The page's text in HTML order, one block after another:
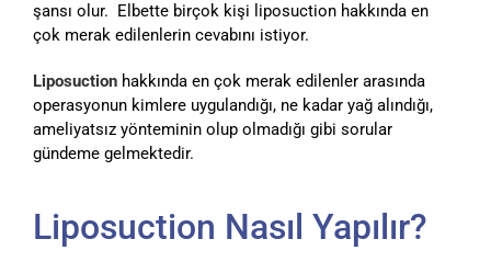
şansı olur. Elbette birçok kişi liposuction hakkında en
çok merak edilenlerin cevabını istiyor.
Liposuctionhakkında en çok merak edilenler arasında
operasyonun kimlere uygulandığı, ne kadar yağ alındığı,
ameliyatsız yönteminin olup olmadığı gibi sorular
gündeme gelmektedir.
Liposuction Nasıl Yapılır?